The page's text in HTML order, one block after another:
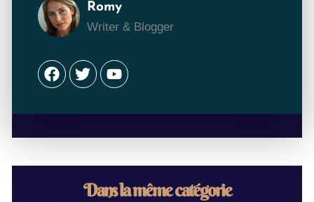
Romy
Writer & Blogger
Facebook
TwitterYoutube
Dans la même catégorie